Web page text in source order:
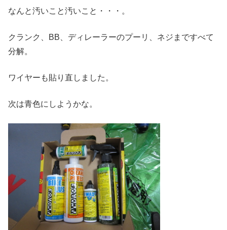
なんと汚いこと汚いこと・・・。
クランク、BB、ディレーラーのプーリ、ネジまですべて
分解。
ワイヤーも貼り直しました。
次は青色にしようかな。